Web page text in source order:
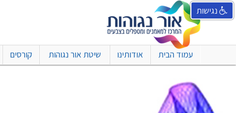
עמוד הבית אודותינו שיטת אור נגוהות קורסים
נגישות